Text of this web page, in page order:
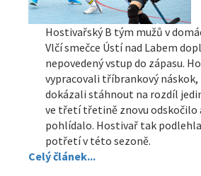
Hostivařský B tým mužů v
Vlčí smečce Ústí nad Labem
nepovedený vstup do zápasu.
vypracovali tříbrankový náskok,
dokázali stáhnout na rozdíl
ve třetí třetině znovu odskočilo
pohlídalo. Hostivař tak podlehla
potřetí v této sezoně.
Celý článek...